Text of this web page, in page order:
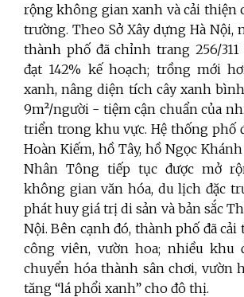
rộng không gian xanh và cải thiện
trường. Theo Sở Xây dựng Hà Nội,
thành phố đã chỉnh trang 256/
đạt 142% kế hoạch; trồng mới
xanh, nâng diện tích cây xanh
9m²/người - tiệm cận chuẩn của
triển trong khu vực. Hệ thống phố
Hoàn Kiếm, hồ Tây, hồ Ngọc
Nhân Tông tiếp tục được mở
không gian văn hóa, du lịch đặc
phát huy giá trị di sản và bản sắc
Nội. Bên cạnh đó, thành phố đã cải
công viên, vườn hoa; nhiều khu
chuyển hóa thành sân chơi, vườn
tăng “lá phổi xanh” cho đô thị.